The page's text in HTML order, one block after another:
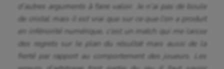
Jeux Olympiques et Paralympiques
Korfbal
Longue paume
d’autres arguments à faire valoir. Je n’ai pas de boule
de cristal mais il est vrai que sur ce que l’on a produit
en infériorité numérique, c’est un match qui me laisse
des regrets sur le plan du résultat mais aussi de la
fierté par rapport au comportement des joueurs
Les